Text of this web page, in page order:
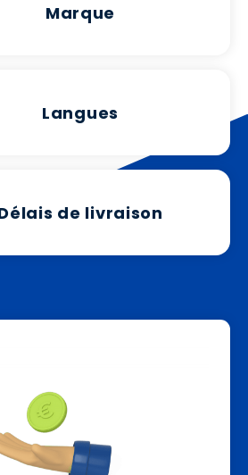
Marque
Langues
de livraison